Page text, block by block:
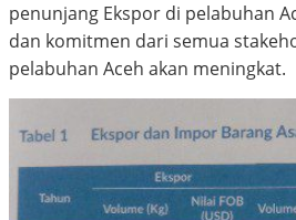
penunjang Ekspor di pelabuhan
dan komitmen dari semua
pelabuhan Aceh akan meningkat.